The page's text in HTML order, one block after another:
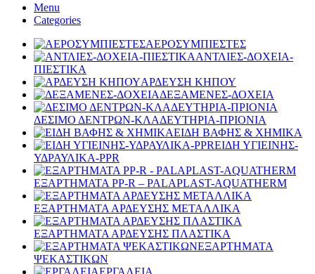
Menu
Categories
ΑΕΡΟΣΥΜΠΙΕΣΤΕΣ
ΑΝΤΛΙΕΣ-ΔΟΧΕΙΑ-
ΠΙΕΣΤΙΚΑ
ΑΡΔΕΥΣΗ ΚΗΠΟΥ
ΔΕΞΑΜΕΝΕΣ-ΔΟΧΕΙΑ
ΔΕΣΙΜΟ ΔΕΝΤΡΩΝ-ΚΛΑΔΕΥΤΗΡΙΑ-ΠΡΙΟΝΙΑ
ΕΙΔΗ ΒΑΦΗΣ & ΧΗΜΙΚΑ
ΕΙΔΗ ΥΓΙΕΙΝΗΣ-
ΥΔΡΑΥΛΙΚΑ-PPR
ΕΞΑΡΤΗΜΑΤΑ PP-R – PALAPLAST-AQUATHERM
ΕΞΑΡΤΗΜΑΤΑ ΑΡΔΕΥΣΗΣ ΜΕΤΑΛΛΙΚΑ
ΕΞΑΡΤΗΜΑΤΑ ΑΡΔΕΥΣΗΣ ΠΛΑΣΤΙΚΑ
ΕΞΑΡΤΗΜΑΤΑ
ΨΕΚΑΣΤΙΚΩΝ
ΕΡΓΑΛΕΙΑ